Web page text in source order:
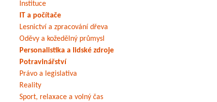
Instituce
IT a počítače
Lesnictví a zpracování dřeva
Oděvy a kožedělný průmysl
Personalistika a lidské zdroje
Potravinářství
Právo a legislativa
Reality
Sport, relaxace a volný čas